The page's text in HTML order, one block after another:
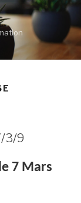
3/9
7 Mars